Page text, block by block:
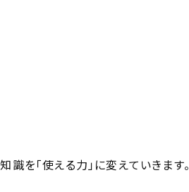
を「使える力」に変えていきます。